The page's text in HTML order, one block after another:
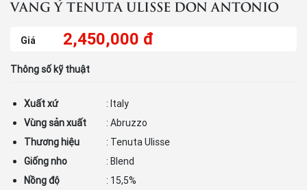
VANG Ý TENUTA ULISSE DON ANTONIO
Giá 2,450,000 đ
Thông số kỹ thuật
Xuất xứ
: Italy
Vùng sản xuất
: Abruzzo
Thương hiệu
: Tenuta Ulisse
Giống nho
: Blend
Nồng độ
: 15,5%